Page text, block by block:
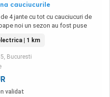
cauciucurile
4 jante cu tot cu cauciucuri de
noi un sezon au fost puse
| 1 km
Bucuresti
validat